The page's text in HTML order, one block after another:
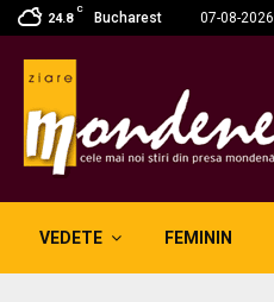
24.8
C
Bucharest 07-08-2026
fum: unde se potrivesc…
VEDETE FEMININ